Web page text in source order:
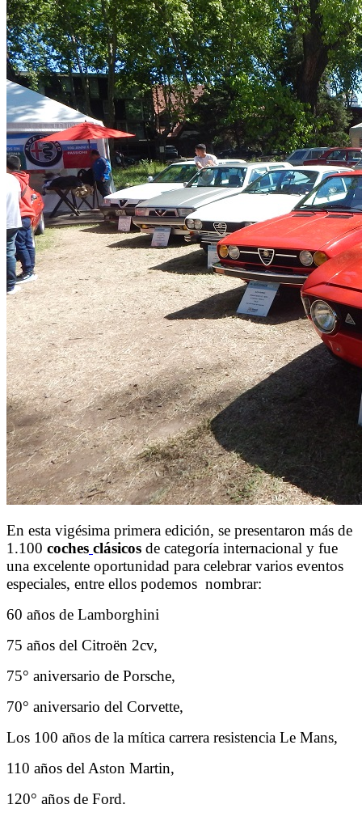
En esta vigésima primera edición, se presentaron más de
1.100 coches clásicos de categoría internacional y fue
una excelente oportunidad para celebrar varios eventos
especiales, entre ellos podemos nombrar:
60 años de Lamborghini
75 años del Citroën 2cv,
75° aniversario de Porsche,
70° aniversario del Corvette,
Los 100 años de la mítica carrera resistencia Le Mans,
110 años del Aston Martin,
120° años de Ford.